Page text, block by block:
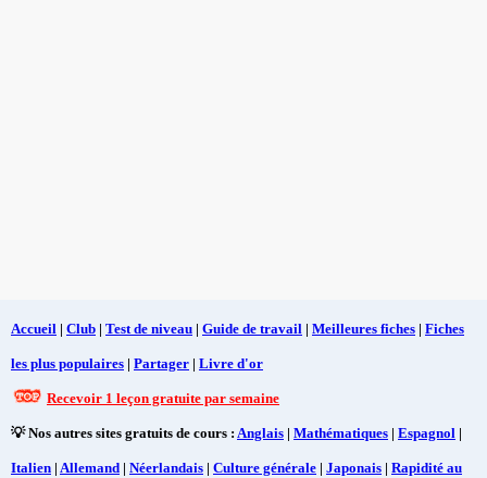
Accueil | Club | Test de niveau | Guide de travail | Meilleures fiches | Fiches
les plus populaires | Partager | Livre d'or
Recevoir 1 leçon gratuite par semaine
💡 Nos autres sites gratuits de cours : Anglais | Mathématiques | Espagnol |
Italien | Allemand | Néerlandais | Culture générale | Japonais | Rapidité au